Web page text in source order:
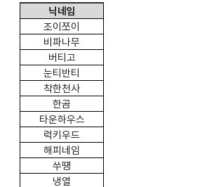
닉네임
조이쪼이
비파나무
버티고
눈티반티
착한천사
한곰
타운하우스
럭키우드
해피네임
쑤떙
냉열